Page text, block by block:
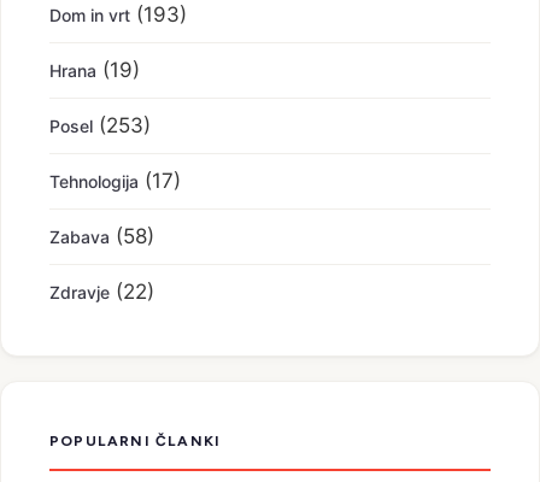
Dom in vrt (193)
Hrana (19)
Posel (253)
Tehnologija (17)
Zabava (58)
Zdravje (22)
POPULARNI ČLANKI